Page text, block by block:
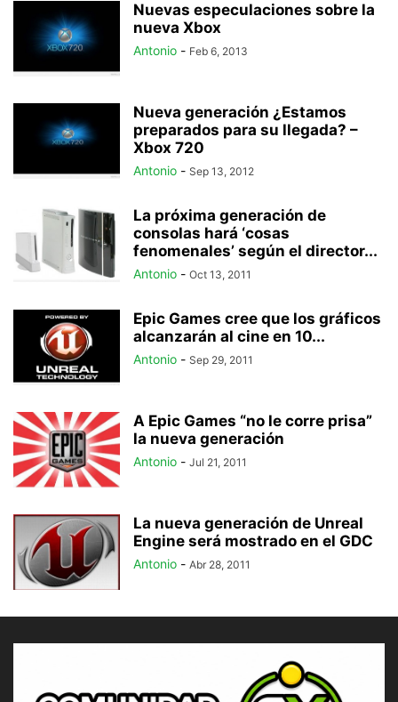
Nuevas especulaciones sobre la
nueva Xbox
Antonio - Feb 6, 2013
Nueva generación ¿Estamos
preparados para su llegada? –
Xbox 720
Antonio - Sep 13, 2012
La próxima generación de
consolas hará ‘cosas
fenomenales’ según el director...
Antonio - Oct 13, 2011
Epic Games cree que los gráficos
alcanzarán al cine en 10...
Antonio - Sep 29, 2011
A Epic Games “no le corre prisa”
la nueva generación
Antonio - Jul 21, 2011
La nueva generación de Unreal
Engine será mostrado en el GDC
Antonio - Abr 28, 2011